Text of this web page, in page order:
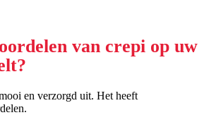
van crepi op uw
en verzorgd uit. Het heeft